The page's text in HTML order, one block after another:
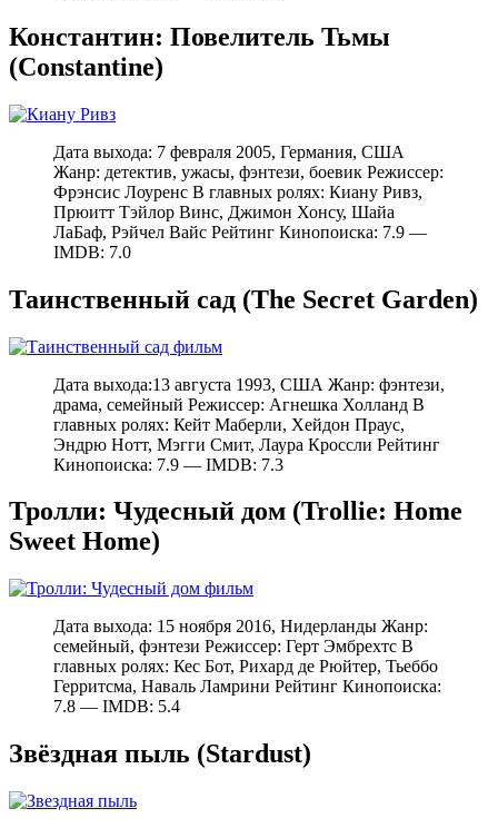
Константин: Повелитель Тьмы
(Constantine)
Дата выхода: 7 февраля 2005, Германия, США
Жанр: детектив, ужасы, фэнтези, боевик Режиссер:
Фрэнсис Лоуренс В главных ролях: Киану Ривз,
Прюитт Тэйлор Винс, Джимон Хонсу, Шайа
ЛаБаф, Рэйчел Вайс Рейтинг Кинопоиска: 7.9 —
IMDB: 7.0
Таинственный сад (The Secret Garden)
Дата выхода:13 августа 1993, США Жанр: фэнтези,
драма, семейный Режиссер: Агнешка Холланд В
главных ролях: Кейт Маберли, Хейдон Праус,
Эндрю Нотт, Мэгги Смит, Лаура Кроссли Рейтинг
Кинопоиска: 7.9 — IMDB: 7.3
Тролли: Чудесный дом (Trollie: Home
Sweet Home)
Дата выхода: 15 ноября 2016, Нидерланды Жанр:
семейный, фэнтези Режиссер: Герт Эмбрехтс В
главных ролях: Кес Бот, Рихард де Рюйтер, Тьеббо
Герритсма, Наваль Ламрини Рейтинг Кинопоиска:
7.8 — IMDB: 5.4
Звёздная пыль (Stardust)